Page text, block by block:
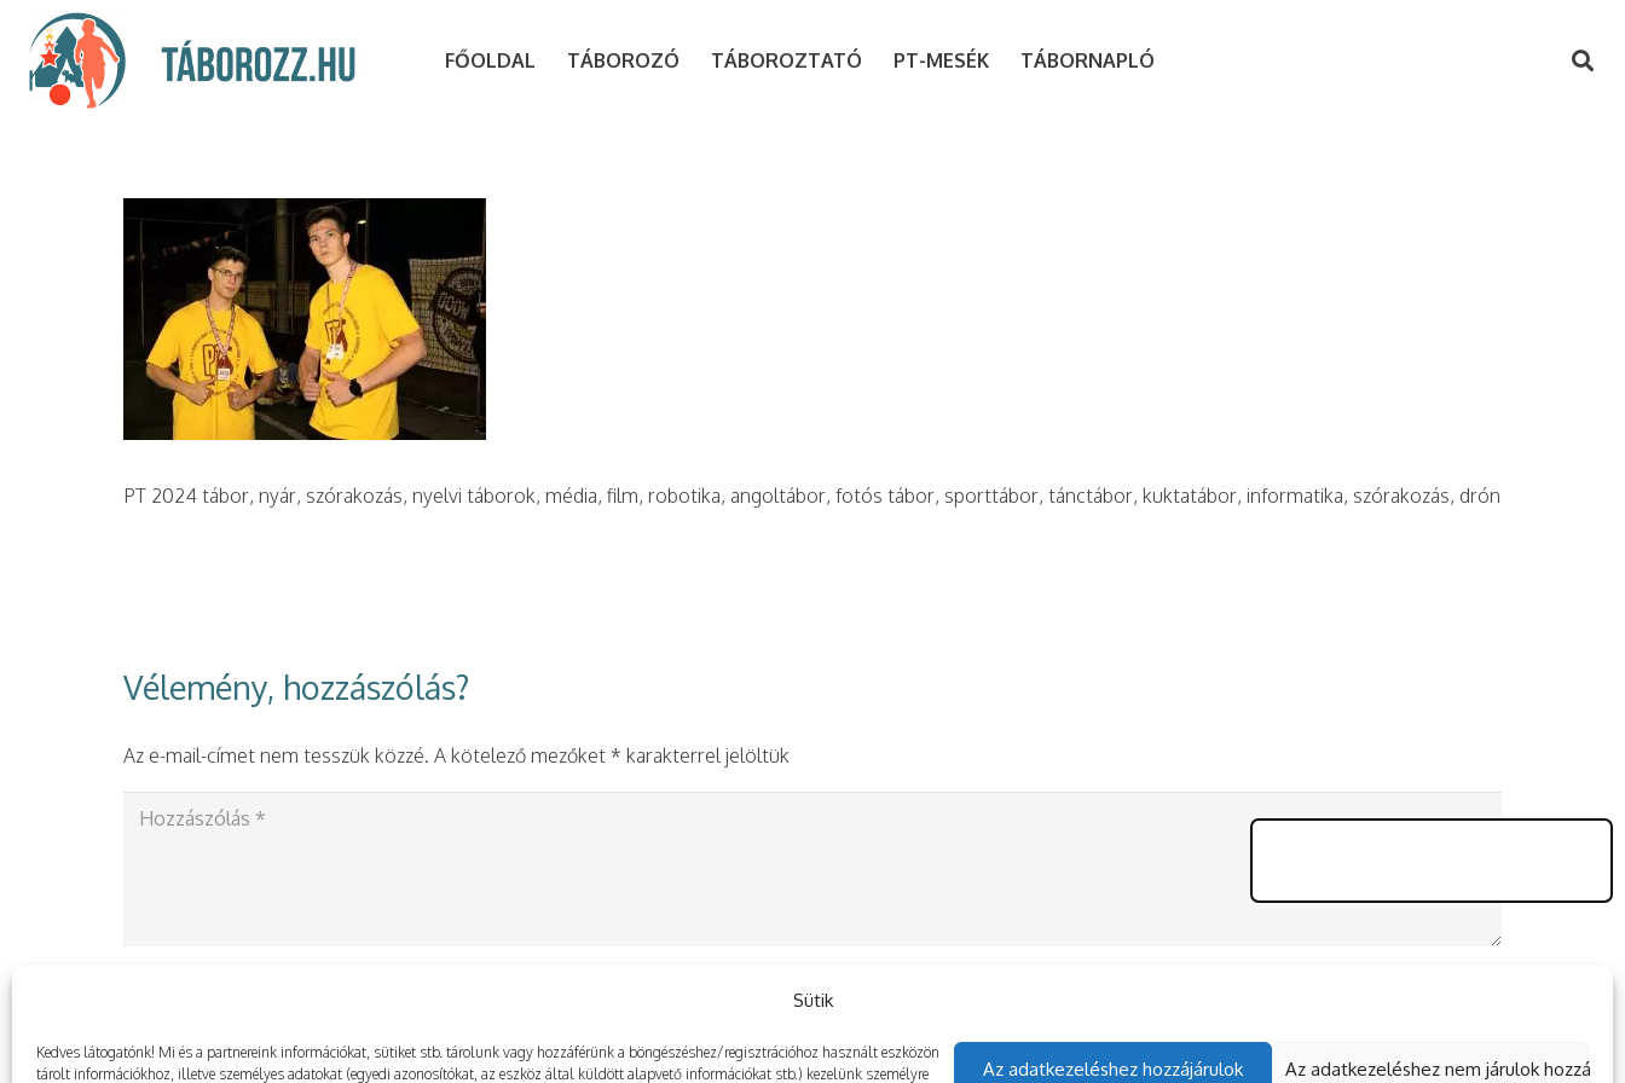
Sütik
Kedves látogatónk! Mi és a partnereink információkat, sütiket stb. tárolunk vagy hozzáférünk a böngészéshez/regisztrációhoz használt eszközön
tárolt információkhoz, illetve személyes adatokat (egyedi azonosítókat, az eszköz által küldött alapvető információkat stb.) kezelünk személyre
Az adatkezeléshez hozzájárulok Az adatkezeléshez nem járulok hozzá
FŐOLDAL TÁBOROZÓ TÁBOROZTATÓ PT-MESÉK TÁBORNAPLÓ
PT 2024 tábor, nyár, szórakozás, nyelvi táborok, média, film, robotika, angoltábor, fotós tábor, sporttábor, tánctábor, kuktatábor, informatika, szórakozás, drón
Vélemény, hozzászólás?
Az e-mail-címet nem tesszük közzé. A kötelező mezőket * karakterrel jelöltük